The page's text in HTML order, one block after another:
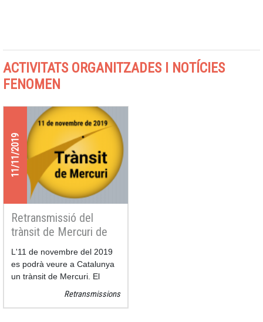
ACTIVITATS ORGANITZADES I NOTÍCIES
FENOMEN
11/11/2019
Retransmissió del
trànsit de Mercuri de
2019
L'11 de novembre del 2019
es podrà veure a Catalunya
un trànsit de Mercuri. El
fenòmen començarà a les
Retransmissions